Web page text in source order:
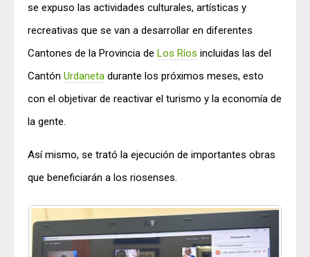
se expuso las actividades culturales, artísticas y
recreativas que se van a desarrollar en diferentes
Cantones de la Provincia de Los Ríos incluidas las del
Cantón Urdaneta durante los próximos meses, esto
con el objetivar de reactivar el turismo y la economía de
la gente.
Así mismo, se trató la ejecución de importantes obras
que beneficiarán a los riosenses.